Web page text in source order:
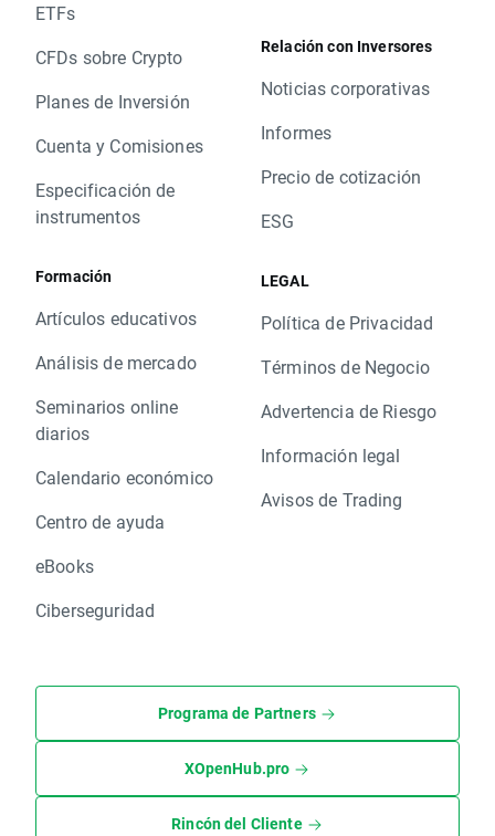
ETFs
CFDs sobre Crypto
Planes de Inversión
Cuenta y Comisiones
Especificación de
instrumentos
Formación
Artículos educativos
Análisis de mercado
Seminarios online
diarios
Calendario económico
Centro de ayuda
eBooks
Ciberseguridad
Relación con Inversores
Noticias corporativas
Informes
Precio de cotización
ESG
LEGAL
Política de Privacidad
Términos de Negocio
Advertencia de Riesgo
Información legal
Avisos de Trading
Programa de Partners
XOpenHub.pro
Rincón del Cliente